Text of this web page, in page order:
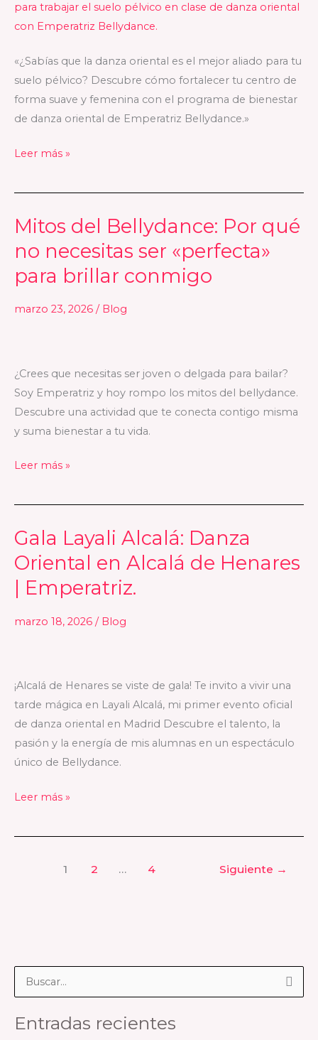
«¿Sabías que la danza oriental es el mejor aliado para tu
suelo pélvico? Descubre cómo fortalecer tu centro de
forma suave y femenina con el programa de bienestar
de danza oriental de Emperatriz Bellydance.»
mujer
debería
conocer
Leer más »
Mitos del Bellydance: Por qué
no necesitas ser «perfecta»
para brillar conmigo
marzo 23, 2026 / Blog
¿Crees que necesitas ser joven o delgada para bailar?
Soy Emperatriz y hoy rompo los mitos del bellydance.
Descubre una actividad que te conecta contigo misma
y suma bienestar a tu vida.
Mitos
Bellydance:
Por
«perfecta»
para
brillar
conmigo
Leer más »
Gala Layali Alcalá: Danza
Oriental en Alcalá de Henares
| Emperatriz.
marzo 18, 2026 / Blog
¡Alcalá de Henares se viste de gala! Te invito a vivir una
tarde mágica en Layali Alcalá, mi primer evento oficial
de danza oriental en Madrid Descubre el talento, la
pasión y la energía de mis alumnas en un espectáculo
único de Bellydance.
Gala
Layali
Alcalá:
Danza
Henares
|
Emperatriz.
Leer más »
1 2 … 4 Siguiente →
sEntradas recientes